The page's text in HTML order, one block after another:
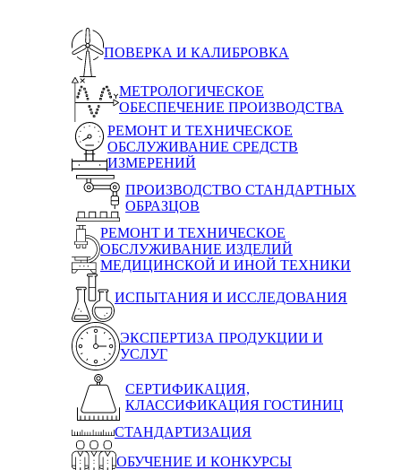
ПОВЕРКА И КАЛИБРОВКА
МЕТРОЛОГИЧЕСКОЕ
ОБЕСПЕЧЕНИЕ ПРОИЗВОДСТВА
РЕМОНТ И ТЕХНИЧЕСКОЕ
ОБСЛУЖИВАНИЕ СРЕДСТВ
ИЗМЕРЕНИЙ
ПРОИЗВОДСТВО СТАНДАРТНЫХ
ОБРАЗЦОВ
РЕМОНТ И ТЕХНИЧЕСКОЕ
ОБСЛУЖИВАНИЕ ИЗДЕЛИЙ
МЕДИЦИНСКОЙ И ИНОЙ ТЕХНИКИ
ИСПЫТАНИЯ И ИССЛЕДОВАНИЯ
ЭКСПЕРТИЗА ПРОДУКЦИИ И
УСЛУГ
СЕРТИФИКАЦИЯ,
КЛАССИФИКАЦИЯ ГОСТИНИЦ
СТАНДАРТИЗАЦИЯ
ОБУЧЕНИЕ И КОНКУРСЫ